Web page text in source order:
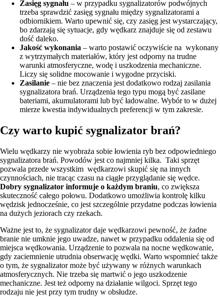
Zasięg sygnału – w przypadku sygnalizatorów podwójnych
trzeba sprawdzić zasięg sygnału między sygnalizatorami a
odbiornikiem. Warto upewnić się, czy zasięg jest wystarczający,
bo zdarzają się sytuacje, gdy wędkarz znajduje się od zestawu
dość daleko.
Jakość wykonania – warto postawić oczywiście na wykonany
z wytrzymałych materiałów, który jest odporny na trudne
warunki atmosferyczne, wodę i uszkodzenia mechaniczne.
Liczy się solidne mocowanie i wygodne przyciski.
Zasilanie – nie bez znaczenia jest dodatkowo rodzaj zasilania
sygnalizatora brań. Urządzenia tego typu mogą być zasilane
bateriami, akumulatorami lub być ładowalne. Wybór to w dużej
mierze kwestia indywidualnych preferencji w tym zakresie.
Czy warto kupić sygnalizator brań?
Wielu wędkarzy nie wyobraża sobie łowienia ryb bez odpowiedniego
sygnalizatora brań. Powodów jest co najmniej kilka. Taki sprzęt
pozwala przede wszystkim wędkarzowi skupić się na innych
czynnościach, nie tracąc czasu na ciągłe przyglądanie się wędce.
Dobry sygnalizator informuje o każdym braniu, co zwiększa
skuteczność całego połowu. Dodatkowo umożliwia kontrolę kilku
wędzisk jednocześnie, co jest szczególnie przydatne podczas łowienia
na dużych jeziorach czy rzekach.
Ważne jest to, że sygnalizator daje wędkarzowi pewność, że żadne
branie nie umknie jego uwadze, nawet w przypadku oddalenia się od
miejsca wędkowania. Urządzenie to pozwala na nocne wędkowanie,
gdy zaciemnienie utrudnia obserwację wędki. Warto wspomnieć także
o tym, że sygnalizator może być używany w różnych warunkach
atmosferycznych. Nie trzeba się martwić o jego uszkodzenie
mechaniczne. Jest też odporny na działanie wilgoci. Sprzęt tego
rodzaju nie jest przy tym trudny w obsłudze.